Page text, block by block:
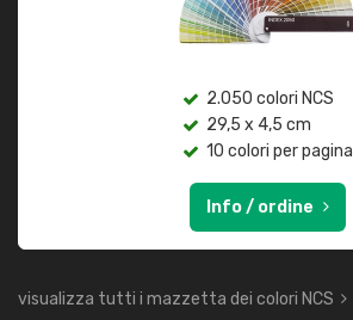
2.050 colori NCS
29,5 x 4,5 cm
10 colori per pagina
Info / ordine
visualizza tutti i mazzetta dei colori NCS